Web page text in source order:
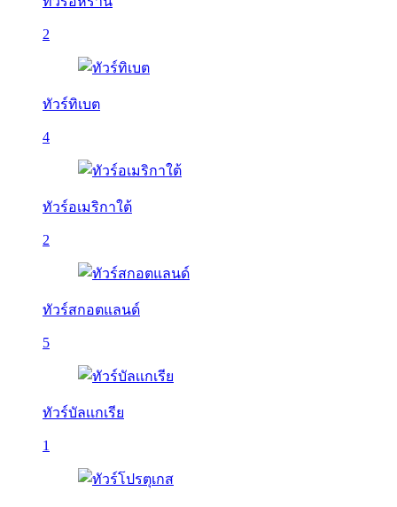
2
ทัวร์ทิเบต
4
ทัวร์อเมริกาใต้
2
ทัวร์สกอตแลนด์
5
ทัวร์บัลเเกเรีย
1